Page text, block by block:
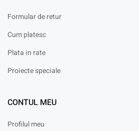
Formular de retur
Cum platesc
Plata in rate
Proiecte speciale
CONTUL MEU
Profilul meu